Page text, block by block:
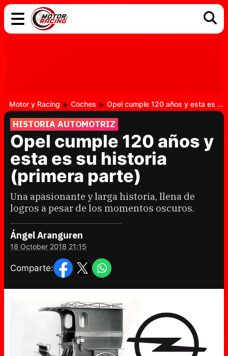
Motor y Racing Coches Opel cumple 120 años y esta es su historia (primera parte)
HISTORIA AUTOMOTRIZ
Opel cumple 120 años y
esta es su historia
(primera parte)
Una apasionante y larga historia, llena de
logros a pesar de los momentos oscuros.
Ángel Aranguren
18 October 2018 21:15
Comparte: